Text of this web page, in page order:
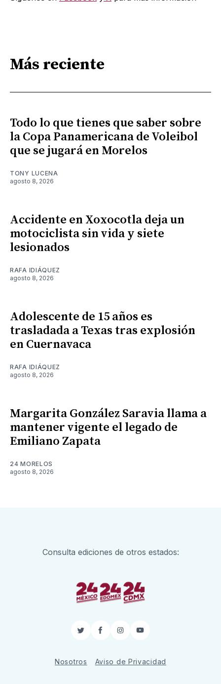
Más reciente
Todo lo que tienes que saber sobre
la Copa Panamericana de Voleibol
que se jugará en Morelos
TONY LUCENA
agosto 8, 2026
Accidente en Xoxocotla deja un
motociclista sin vida y siete
lesionados
RAFA IDIÁQUEZ
agosto 8, 2026
Adolescente de 15 años es
trasladada a Texas tras explosión
en Cuernavaca
RAFA IDIÁQUEZ
agosto 8, 2026
Margarita González Saravia llama a
mantener vigente el legado de
Emiliano Zapata
24 MORELOS
agosto 8, 2026
Consulta ediciones de otros estados:
TwitterFacebook
InstagramYouTube
Nosotros Aviso de Privacidad